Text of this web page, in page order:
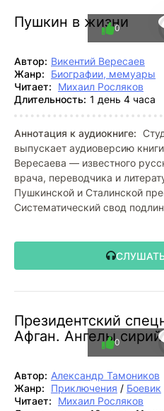
Пушкин в жизни
0
Автор: Викентий Вересаев
Жанр:
Биографии, мемуары
Читает:
Михаил Росляков
Длительность: 1 день 4 часа
Аннотация к аудиокниге:
выпускает аудиоверсию
Вересаева — известного
врача, переводчика и
Пушкинской и Сталинской
Систематический свод
Президентский
Афган. Ангелы0
Автор: Александр Тамоников
Жанр:
Приключения / Боевик
Читает:
Михаил Росляков